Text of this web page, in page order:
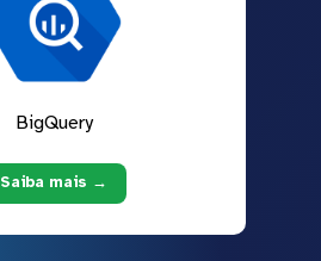
BigQuery
Saiba mais →